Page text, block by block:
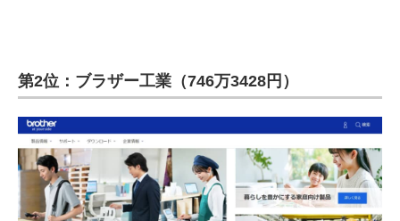
第2位：ブラザー工業（746万3428円）